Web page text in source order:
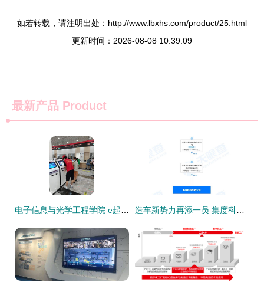
如若转载，请注明出处：http://www.lbxhs.com/product/25.html
更新时间：2026-08-08 10:39:09
最新产品 Product